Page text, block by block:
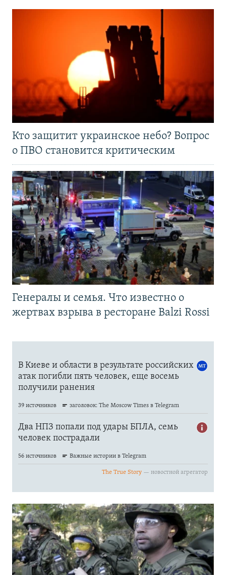
Кто защитит украинское небо? Вопрос
о ПВО становится критическим
Генералы и семья. Что известно о
жертвах взрыва в ресторане Balzi Rossi